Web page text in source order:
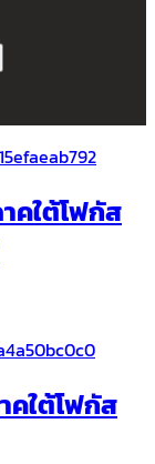
คใต้โฟกัส
คใต้โฟกัส